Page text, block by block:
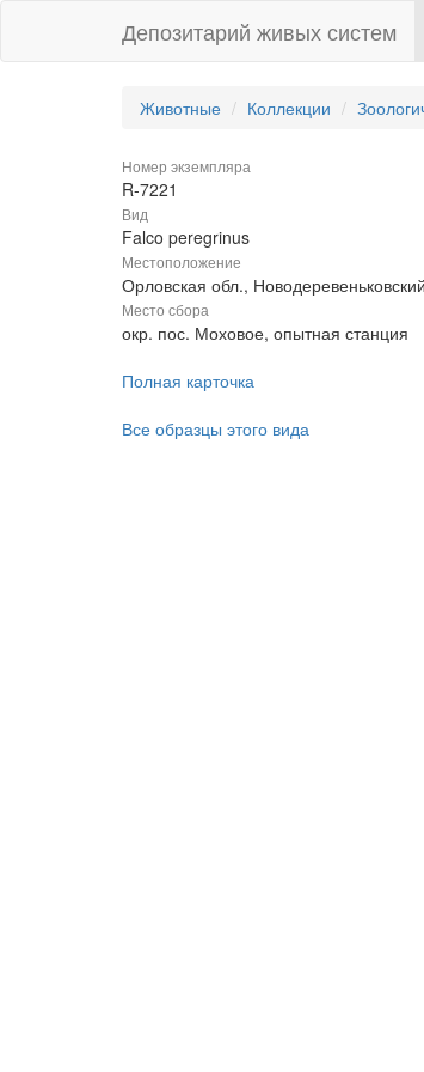
Депозитарий живых систем
Животные Коллекции
Номер экземпляра
R-7221
Вид
Falco peregrinus
Местоположение
Орловская обл.,
Место сбора
окр. пос. Моховое, опытная станция
Полная карточка
Все образцы этого вида